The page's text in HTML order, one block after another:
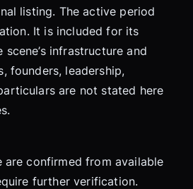
listing. The active period
It is included for its
infrastructure and
founders, leadership,
are not stated here
are confirmed from available
further verification.